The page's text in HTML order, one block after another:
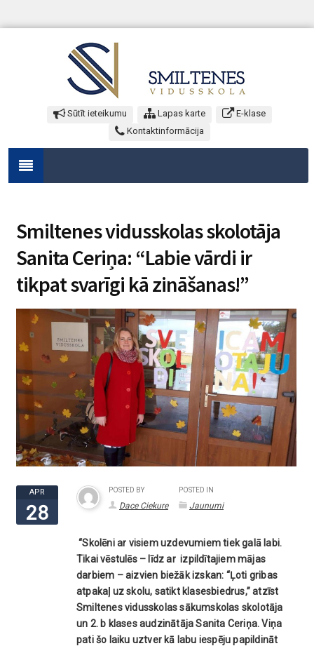
Sūtīt ieteikumu Lapas karte
E-klase
Kontaktinformācija
Smiltenes vidusskolas skolotāja
Sanita Ceriņa: “Labie vārdi ir
tikpat svarīgi kā zināšanas!”
APR
28
POSTED BY
Dace Ciekure
POSTED IN
Jaunumi
“Skolēni ar visiem uzdevumiem tiek galā labi.
Tikai vēstulēs – līdz ar izpildītajiem mājas
darbiem – aizvien biežāk izskan: “Ļoti gribas
atpakaļ uz skolu, satikt klasesbiedrus,” atzīst
Smiltenes vidusskolas sākumskolas skolotāja
un 2. b klases audzinātāja Sanita Ceriņa. Viņa
pati šo laiku uztver kā labu iespēju papildināt